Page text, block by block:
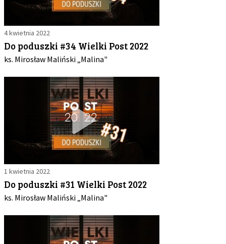
4 kwietnia 2022
Do poduszki #34 Wielki Post 2022
ks. Mirosław Maliński „Malina"
1 kwietnia 2022
Do poduszki #31 Wielki Post 2022
ks. Mirosław Maliński „Malina"